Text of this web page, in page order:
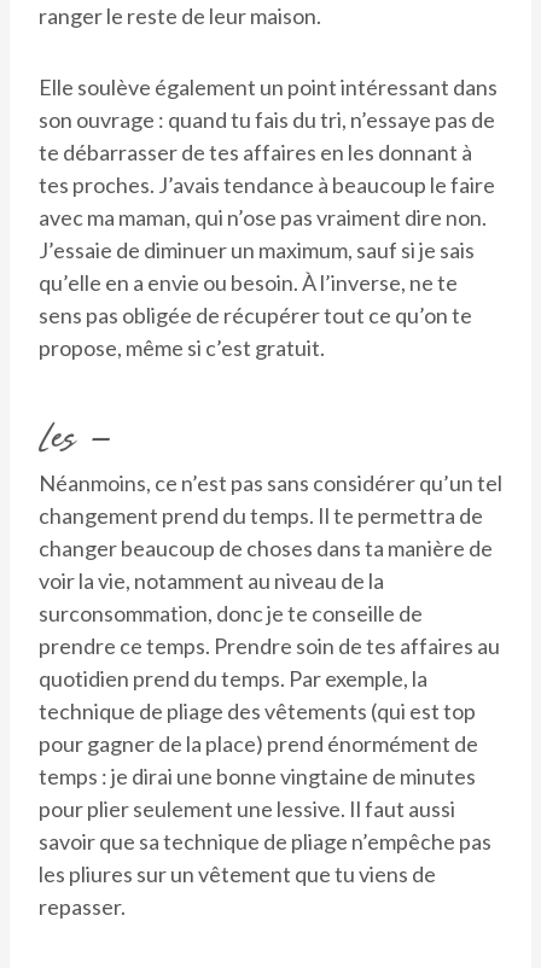
ranger le reste de leur maison.
Elle soulève également un point intéressant dans
son ouvrage : quand tu fais du tri, n’essaye pas de
te débarrasser de tes affaires en les donnant à
tes proches. J’avais tendance à beaucoup le faire
avec ma maman, qui n’ose pas vraiment dire non.
J’essaie de diminuer un maximum, sauf si je sais
qu’elle en a envie ou besoin. À l’inverse, ne te
sens pas obligée de récupérer tout ce qu’on te
propose, même si c’est gratuit.
Les –
Néanmoins, ce n’est pas sans considérer qu’un tel
changement prend du temps. Il te permettra de
changer beaucoup de choses dans ta manière de
voir la vie, notamment au niveau de la
surconsommation, donc je te conseille de
prendre ce temps. Prendre soin de tes affaires au
quotidien prend du temps. Par exemple, la
technique de pliage des vêtements (qui est top
pour gagner de la place) prend énormément de
temps : je dirai une bonne vingtaine de minutes
pour plier seulement une lessive. Il faut aussi
savoir que sa technique de pliage n’empêche pas
les pliures sur un vêtement que tu viens de
repasser.